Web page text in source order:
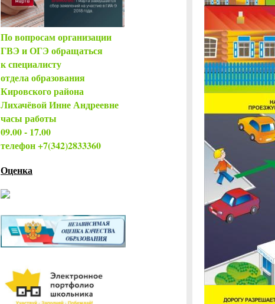
По вопросам организации
ГВЭ и ОГЭ обращаться
к специалисту
отдела образования
Кировского района
Лихачёвой Инне Андреевне
часы работы
09.00 - 17.00
телефон +7(342)2833360
Оценка